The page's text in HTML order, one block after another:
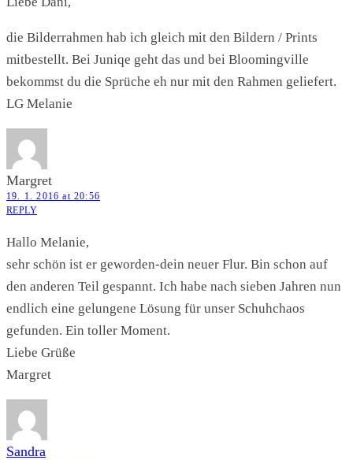
die Bilderrahmen hab ich gleich mit den Bildern / Prints
mitbestellt. Bei Juniqe geht das und bei Bloomingville
bekommst du die Sprüche eh nur mit den Rahmen geliefert.
LG Melanie
Margret
19. 1. 2016 at 20:56
REPLY
Hallo Melanie,
sehr schön ist er geworden-dein neuer Flur. Bin schon auf
den anderen Teil gespannt. Ich habe nach sieben Jahren nun
endlich eine gelungene Lösung für unser Schuhchaos
gefunden. Ein toller Moment.
Liebe Grüße
Margret
Sandra